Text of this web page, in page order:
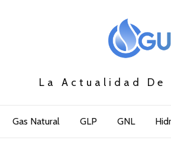
La Actualidad De
Gas Natural GLP GNL